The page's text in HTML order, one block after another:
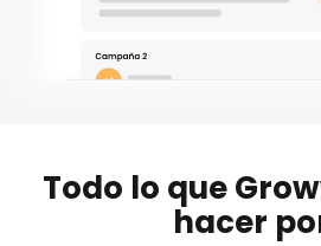
Todo lo que
hacer